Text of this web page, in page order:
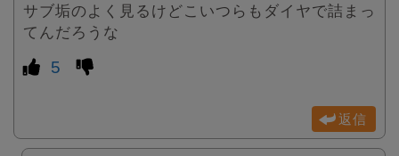
サブ垢のよく見るけどこいつらもダイヤで詰まっ
てんだろうな
5
返信